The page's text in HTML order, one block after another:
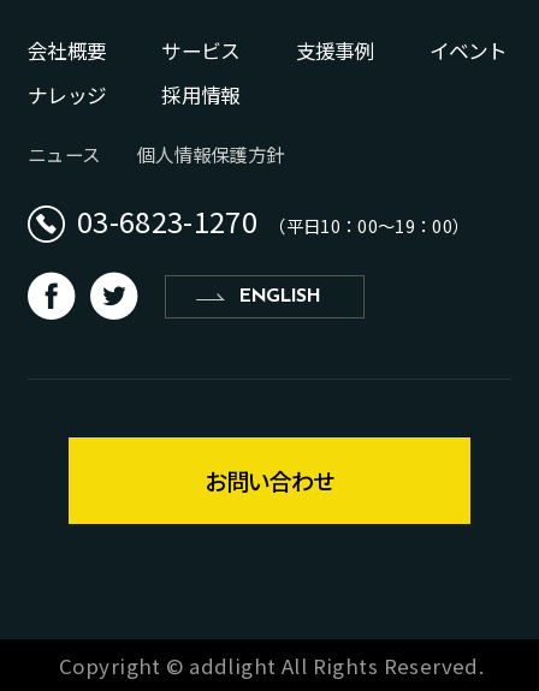
会社概要 サービス 支援事例
イベント
ナレッジ
採用情報
ニュース 個人情報保護方針
03-6823-1270 （平日10：00〜19：00）
d b ENGLISH
お問い合わせ
Copyright © addlight All Rights Reserved.